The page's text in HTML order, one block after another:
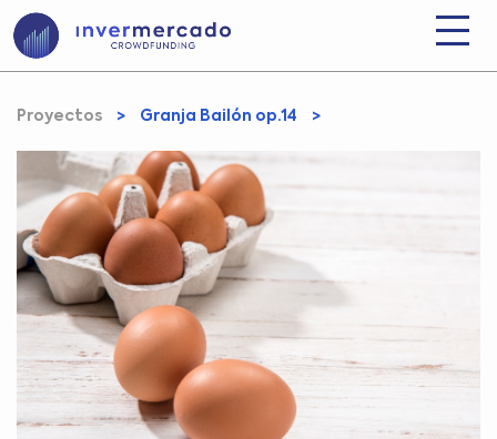
Proyectos > Granja Bailón op.14 >